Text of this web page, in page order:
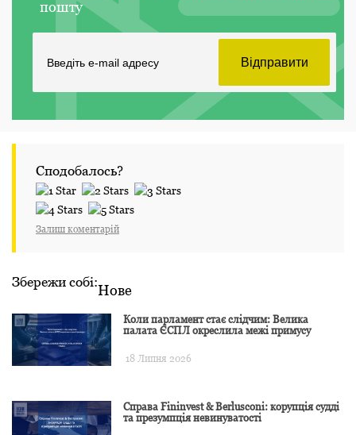
пошту
Сподобалось?
Залиш коментарій
Збережи собі:Нове
Коли парламент стає слідчим: Велика
палата ЄСПЛ окреслила межі примусу
18 Липня 2026
Справа Fininvest & Berlusconi: корупція судді
та презумпція невинуватості